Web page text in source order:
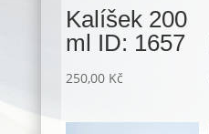
Kalíšek 200
ml ID: 1657
250,00 Kč